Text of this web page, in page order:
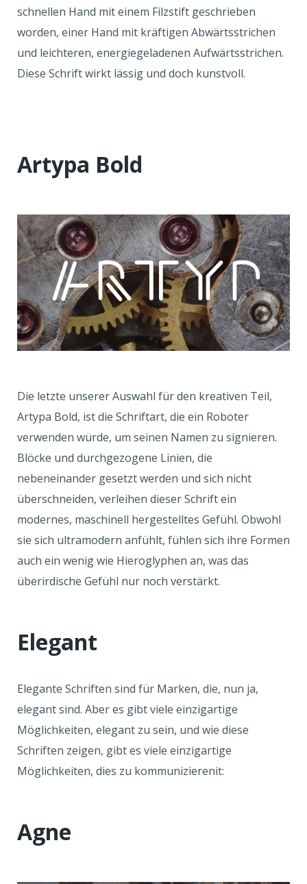
schnellen Hand mit einem Filzstift geschrieben
worden, einer Hand mit kräftigen Abwärtsstrichen
und leichteren, energiegeladenen Aufwärtsstrichen.
Diese Schrift wirkt lässig und doch kunstvoll.
Artypa Bold
Die letzte unserer Auswahl für den kreativen Teil,
Artypa Bold, ist die Schriftart, die ein Roboter
verwenden würde, um seinen Namen zu signieren.
Blöcke und durchgezogene Linien, die
nebeneinander gesetzt werden und sich nicht
überschneiden, verleihen dieser Schrift ein
modernes, maschinell hergestelltes Gefühl. Obwohl
sie sich ultramodern anfühlt, fühlen sich ihre Formen
auch ein wenig wie Hieroglyphen an, was das
überirdische Gefühl nur noch verstärkt.
Elegant
Elegante Schriften sind für Marken, die, nun ja,
elegant sind. Aber es gibt viele einzigartige
Möglichkeiten, elegant zu sein, und wie diese
Schriften zeigen, gibt es viele einzigartige
Möglichkeiten, dies zu kommunizierenit:
Agne